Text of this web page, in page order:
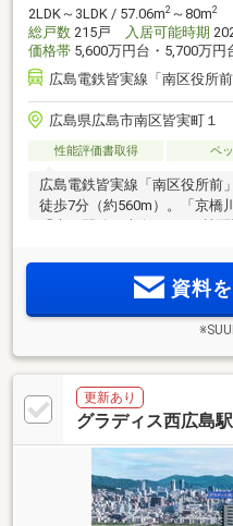
2LDK～3LDK / 57.06m2 ～80m2
総戸数 215戸 入居可能時期
価格帯 5,600万円台・5,700万円
広島電鉄皆実線「南区役所
広島県広島市南区皆実町１
性能評価書取得 ペ
広島電鉄皆実線「南区役所前
徒歩7分（約560m）。「京橋
ンプロジェクト、始動。
資料
更新あり
グラディス西広島